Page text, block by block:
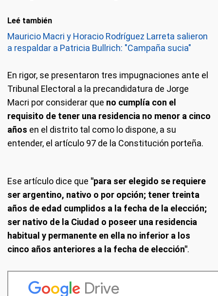
Leé también
Mauricio Macri y Horacio Rodríguez Larreta salieron
a respaldar a Patricia Bullrich: "Campaña sucia"
En rigor, se presentaron tres impugnaciones ante el
Tribunal Electoral a la precandidatura de Jorge
Macri por considerar que no cumplía con el
requisito de tener una residencia no menor a cinco
años en el distrito tal como lo dispone, a su
entender, el artículo 97 de la Constitución porteña.
Ese artículo dice que "para ser elegido se requiere
ser argentino, nativo o por opción; tener treinta
años de edad cumplidos a la fecha de la elección;
ser nativo de la Ciudad o poseer una residencia
habitual y permanente en ella no inferior a los
cinco años anteriores a la fecha de elección".